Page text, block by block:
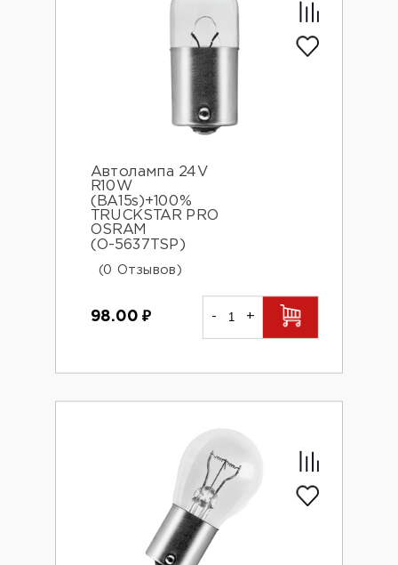
Автолампа 24V
R10W
(BA15s)+100%
TRUCKSTAR PRO
OSRAM
(О-5637TSP)
(0 Отзывов)
98.00 ₽ - +